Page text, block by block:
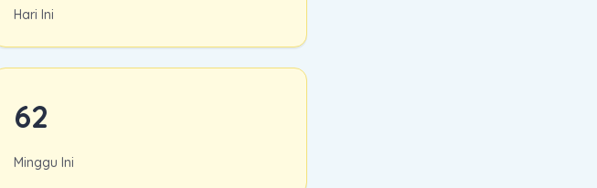
Hari Ini
62
Minggu Ini